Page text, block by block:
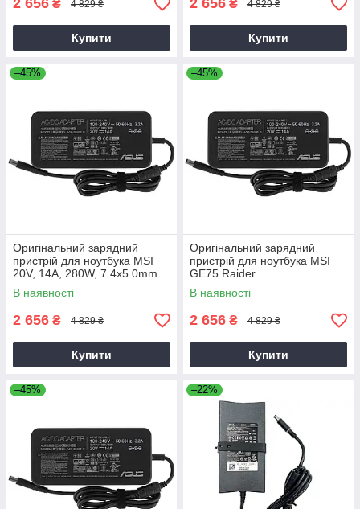
2 656 ₴ 4 829 ₴
Купити
2 656 ₴ 4 829 ₴
Купити
–45%
Оригінальний зарядний
пристрій для ноутбука MSI
20V, 14A, 280W, 7.4x5.0mm
В наявності
2 656 ₴ 4 829 ₴
Купити
–45%
Оригінальний зарядний
пристрій для ноутбука MSI
GE75 Raider
В наявності
2 656 ₴ 4 829 ₴
Купити
–45% –22%